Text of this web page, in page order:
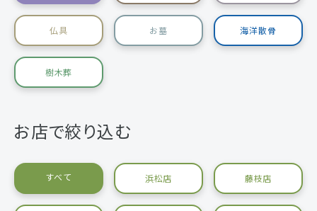
仏具 お墓 海洋散骨
樹木葬
お店で絞り込む
すべて 浜松店 藤枝店